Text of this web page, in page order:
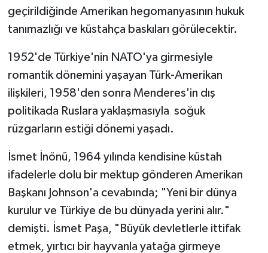
geçirildiğinde Amerikan hegomanyasının hukuk
tanımazlığı ve küstahça baskıları görülecektir.
1952'de Türkiye'nin NATO'ya girmesiyle
romantik dönemini yaşayan Türk-Amerikan
ilişkileri, 1958'den sonra Menderes'in dış
politikada Ruslara yaklaşmasıyla soğuk
rüzgarların estiği dönemi yaşadı.
İsmet İnönü, 1964 yılında kendisine küstah
ifadelerle dolu bir mektup gönderen Amerikan
Başkanı Johnson'a cevabında; "Yeni bir dünya
kurulur ve Türkiye de bu dünyada yerini alır."
demişti. İsmet Paşa, "Büyük devletlerle ittifak
etmek, yırtıcı bir hayvanla yatağa girmeye